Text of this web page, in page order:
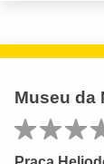
Museu da